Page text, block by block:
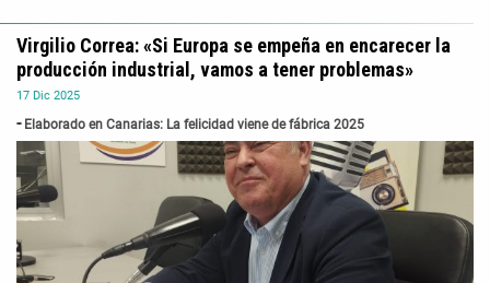
17 Dic 2025
Elaborado en Canarias: La felicidad viene de fábrica 2025
Virgilio Correa: «Si Europa se empeña en encarecer la
producción industrial, vamos a tener problemas»